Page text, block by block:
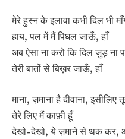
मेरे हुस्न के इलावा कभी दिल भी
हाय, पल में मैं पिघल जाऊँ, हाँ
अब ऐसा ना करो कि दिल जुड़ ना
तेरी बातों से बिख़र जाऊँ, हाँ
माना, ज़माना है दीवाना, इसीलिए
तेरे लिए मैं काफ़ी हूँ
देखो-देखो, ये ज़माने से थक कर,